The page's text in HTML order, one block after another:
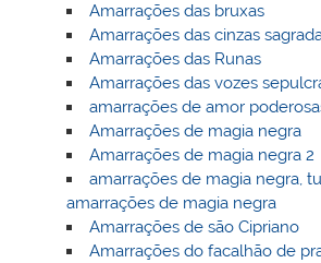
Amarrações das bruxas
Amarrações das cinzas
Amarrações das Runas
Amarrações das vozes
amarrações de amor
Amarrações de magia negra
Amarrações de magia negra 2
amarrações de magia negra,
amarrações de magia negra
Amarrações de são Cipriano
Amarrações do facalhão de